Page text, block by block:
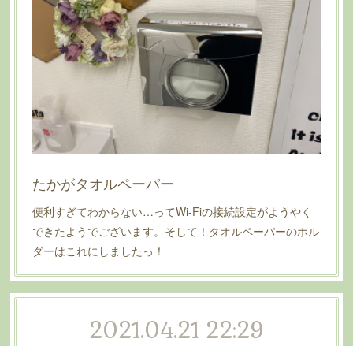
たかがタオルペーパー
便利すぎてわからない…ってWi-Fiの接続設定がようやく
できたようでございます。そして！タオルペーパーのホル
ダーはこれにしましたっ！
2021.04.21 22:29